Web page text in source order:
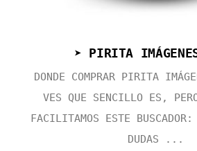
➤ PIRITA
DONDE COMPRAR PIRITA
VES QUE SENCILLO ES,
FACILITAMOS ESTE
DUDAS ...